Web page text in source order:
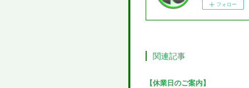
フォロー
関連記事
【休業日のご案内】